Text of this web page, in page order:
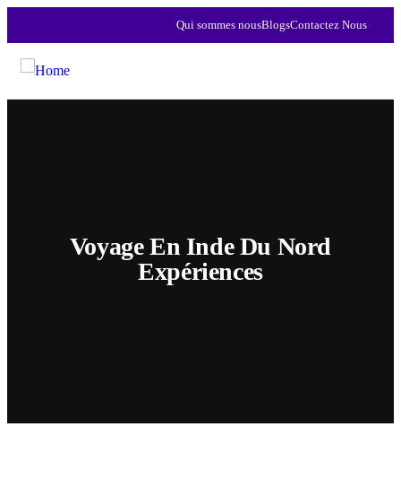
Qui sommes nousBlogsContactez Nous
Voyage En Inde Du Nord
Expériences